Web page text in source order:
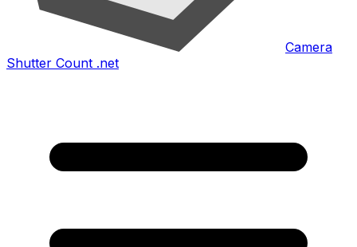
Camera
Shutter Count .net